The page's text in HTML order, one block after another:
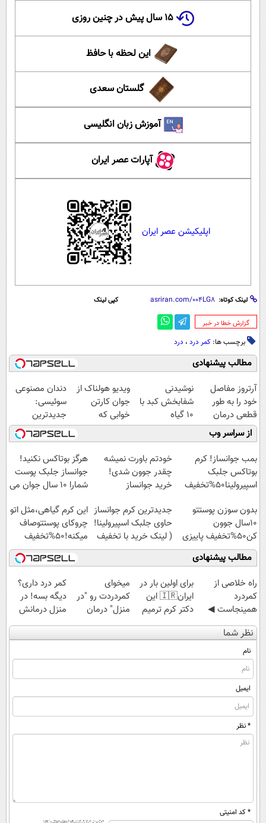
۱۵ سال پیش در چنین روزی
این لحظه با حافظ
گلستان سعدی
آموزش زبان انگلیسی
آپارات عصر ایران
اپلیکیشن عصر ایران
لینک کوتاه: کپی لینک
‌گزارش خطا در خبر
برچسب ها: کمر درد ، درد
مطالب پیشنهادی
آرتروز مفاصل
خود را به طور
قطعی درمان
کنید!
◗پرسش‌نامه◖
نوشیدنی
شفابخش کبد با
10 گیاه
موثر(تخفیف تا
امشب)
ویدیو هولناک از
جوان کارتن
خوابی که
میلیاردر شد.
آموزش رایگان
دندان مصنوعی
سوئیسی:
جدیدترین
فناوری اروپا،
سبک و مقاوم |
پرداخت قسطی
از سراسر وب
بمب جوانساز! کرم
بوتاکس جلبک
اسپیرولینا50%تخفیف
خودتم باورت نمیشه
چقدر جوون شدی!
خرید جوانساز
ویژه
هرگز بوتاکس نکنید!
جوانساز جلبک پوست
شمارا ۱۰ سال جوان می
بدون سوزن پوستتو
10سال جوون
کن50%تخفیف پاییزی
جدیدترین کرم جوانساز
حاوی جلبک اسپیرولینا!
( لینک خرید با تخفیف
ویژه)
این کرم گیاهی،مثل اتو
چروکای پوستتوصاف
میکنه!50%تخفیف
مطالب پیشنهادی
‌راه خلاصی از
کمردرد
همینجاست ◀
فقط کافیه فرم
رو پر کنی!
برای اولین بار در
ایران🇮🇷 این
دکتر کرم ترمیم
کننده 23 روزه
ساخت!
میخوای
کمردردت رو "در
منزل" درمان
کنی؟ (◂فیلم +
◂پرسش‌نامه)
کمر درد داری؟
دیگه بسه! در
منزل درمانش
کن
(◀پرسش‌نامه)
نظر شما
نام
ایمیل
* نظر
* کد امنیتی